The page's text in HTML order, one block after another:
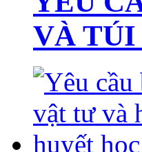
VÀ TÚI